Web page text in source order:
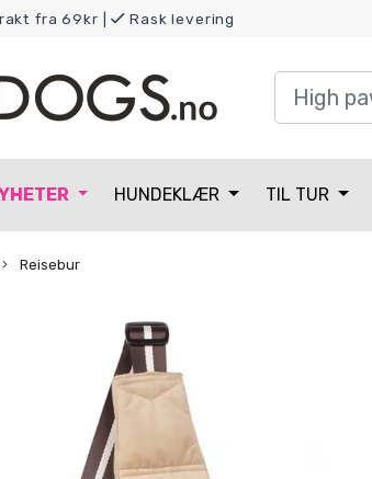
fra 69kr | Rask levering
HUNDEKLÆR TIL TUR
Reisebur